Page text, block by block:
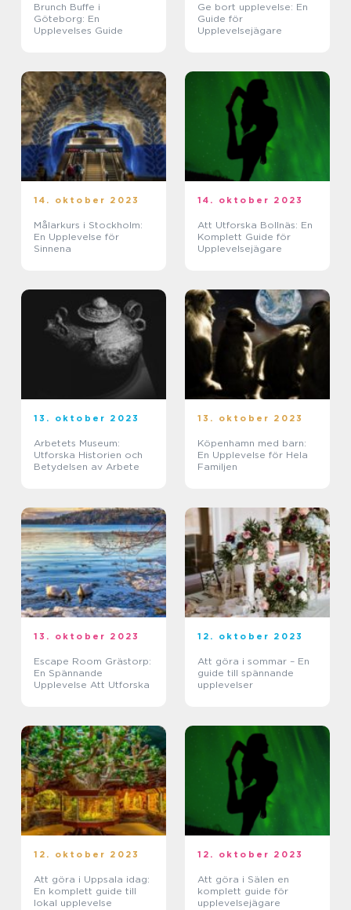
Brunch Buffe i
Göteborg: En
Upplevelses Guide
Ge bort upplevelse: En
Guide för
Upplevelsejägare
14. oktober 2023
Målarkurs i Stockholm:
En Upplevelse för
Sinnena
14. oktober 2023
Att Utforska Bollnäs: En
Komplett Guide för
Upplevelsejägare
13. oktober 2023
Arbetets Museum:
Utforska Historien och
Betydelsen av Arbete
13. oktober 2023
Köpenhamn med barn:
En Upplevelse för Hela
Familjen
13. oktober 2023
Escape Room Grästorp:
En Spännande
Upplevelse Att Utforska
12. oktober 2023
Att göra i sommar – En
guide till spännande
upplevelser
12. oktober 2023
Att göra i Uppsala idag:
En komplett guide till
lokal upplevelse
12. oktober 2023
Att göra i Sälen en
komplett guide för
upplevelsejägare